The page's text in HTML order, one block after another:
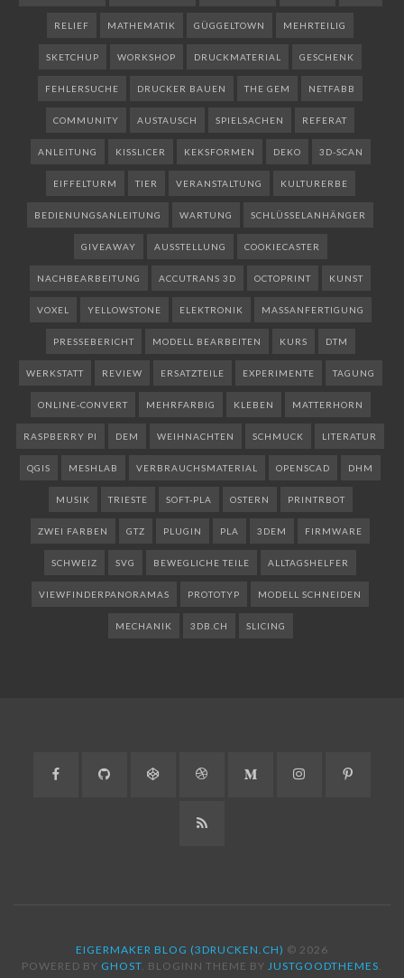
RELIEF MATHEMATIK GÜGGELTOWN MEHRTEILIG
SKETCHUP WORKSHOP DRUCKMATERIAL GESCHENK
FEHLERSUCHE DRUCKER BAUEN THE GEM NETFABB
COMMUNITY AUSTAUSCH SPIELSACHEN REFERAT
ANLEITUNG KISSLICER KEKSFORMEN DEKO 3D-SCAN
EIFFELTURM TIER VERANSTALTUNG KULTURERBE
BEDIENUNGSANLEITUNG WARTUNG SCHLÜSSELANHÄNGER
GIVEAWAY AUSSTELLUNG COOKIECASTER
NACHBEARBEITUNG ACCUTRANS 3D OCTOPRINT KUNST
VOXEL YELLOWSTONE ELEKTRONIK MASSANFERTIGUNG
PRESSEBERICHT MODELL BEARBEITEN KURS DTM
WERKSTATT REVIEW ERSATZTEILE EXPERIMENTE TAGUNG
ONLINE-CONVERT MEHRFARBIG KLEBEN MATTERHORN
RASPBERRY PI DEM WEIHNACHTEN SCHMUCK LITERATUR
QGIS MESHLAB VERBRAUCHSMATERIAL OPENSCAD DHM
MUSIK TRIESTE SOFT-PLA OSTERN PRINTRBOT
ZWEI FARBEN GTZ PLUGIN PLA 3DEM FIRMWARE
SCHWEIZ SVG BEWEGLICHE TEILE ALLTAGSHELFER
VIEWFINDERPANORAMAS PROTOTYP MODELL SCHNEIDEN
MECHANIK 3DB.CH SLICING
Facebook GitHub CodePen DribbbleMedium Instagram
RSS
EIGERMAKER BLOG (3DRUCKEN.CH) © 2026
POWERED BY GHOST . BLOGINN THEME BY JUSTGOODTHEMES